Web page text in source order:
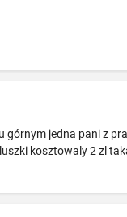
górnym jedna pani z
kosztowaly 2 zl